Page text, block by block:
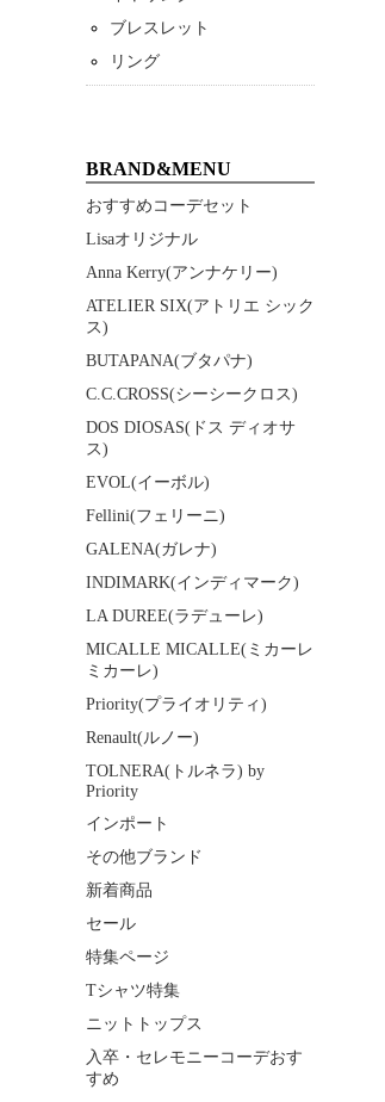
ブレスレット
リング
BRAND&MENU
おすすめコーデセット
Lisaオリジナル
Anna Kerry(アンナケリー)
ATELIER SIX(アトリエ シック
ス)
BUTAPANA(ブタパナ)
C.C.CROSS(シーシークロス)
DOS DIOSAS(ドス ディオサ
ス)
EVOL(イーボル)
Fellini(フェリーニ)
GALENA(ガレナ)
INDIMARK(インディマーク)
LA DUREE(ラデューレ)
MICALLE MICALLE(ミカーレ
ミカーレ)
Priority(プライオリティ)
Renault(ルノー)
TOLNERA(トルネラ) by
Priority
インポート
その他ブランド
新着商品
セール
特集ページ
Tシャツ特集
ニットトップス
入卒・セレモニーコーデおす
すめ